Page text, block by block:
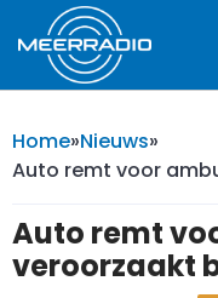
Home»Nieuws»
Auto remt voor
Auto remt
veroorzaakt